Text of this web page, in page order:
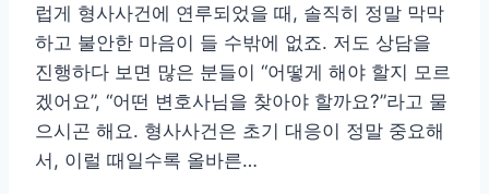
내
럽게 형사사건에 연루되었을 때, 솔직히 정말 막막
하고 불안한 마음이 들 수밖에 없죠. 저도 상담을
진행하다 보면 많은 분들이 “어떻게 해야 할지 모르
겠어요”, “어떤 변호사님을 찾아야 할까요?”라고 물
으시곤 해요. 형사사건은 초기 대응이 정말 중요해
서, 이럴 때일수록 올바른…